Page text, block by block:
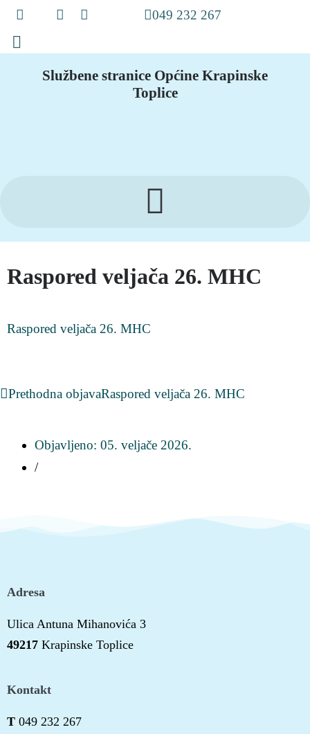
049 232 267
Službene stranice Općine Krapinske
Toplice
Raspored veljača 26. MHC
Raspored veljača 26. MHC
Prethodna objavaRaspored veljača 26. MHC
Objavljeno: 05. veljače 2026.
/
Adresa
Ulica Antuna Mihanovića 3
49217 Krapinske Toplice
Kontakt
T 049 232 267